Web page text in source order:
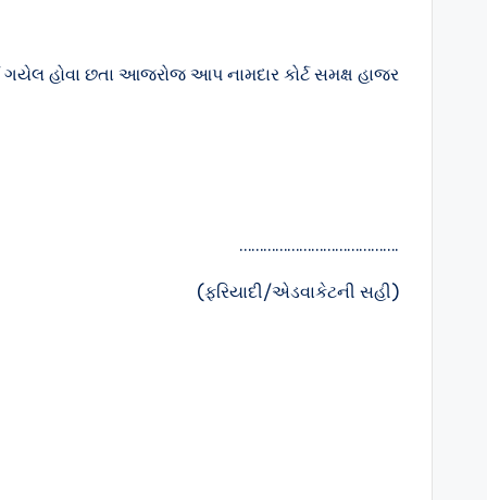
હોવા છતા આજરોજ આપ નામદાર કોર્ટ સમક્ષ હાજર
………………………………….
(ફરિયાદી/એડવાકેટની સહી)